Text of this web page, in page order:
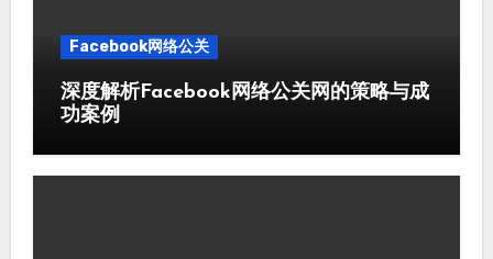
Facebook网络公关
深度解析Facebook网络公关网的策略与成
功案例